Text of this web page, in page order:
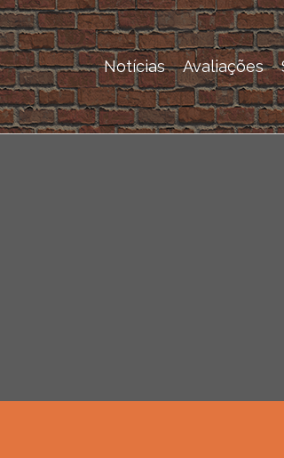
Notícias Avaliações